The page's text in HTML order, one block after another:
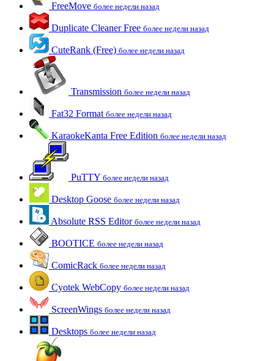
FreeMove более недели назад
Duplicate Cleaner Free более недели назад
CuteRank (Free) более недели назад
Transmission более недели назад
Fat32 Format более недели назад
KaraokeKanta Free Edition более недели назад
PuTTY более недели назад
Desktop Goose более недели назад
Absolute RSS Editor более недели назад
BOOTICE более недели назад
ComicRack более недели назад
Cyotek WebCopy более недели назад
ScreenWings более недели назад
Desktops более недели назад